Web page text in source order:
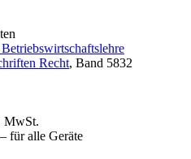
Recht, Band 5832
MwSt.
für alle Geräte